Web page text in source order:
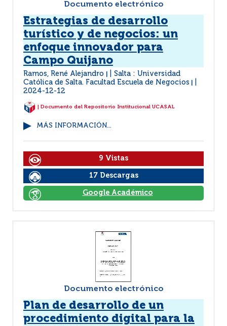
Documento electrónico
Estrategias de desarrollo
turístico y de negocios: un
enfoque innovador para
Campo Quijano
Ramos, René Alejandro
Salta : Universidad
Católica de Salta. Facultad Escuela de Negocios
2024-12-12
| Documento del Repositorio Institucional UCASAL
MÁS INFORMACIÓN...
9 Vistas
17 Descargas
Google Académico
Documento electrónico
Plan de desarrollo de un
procedimiento digital para la